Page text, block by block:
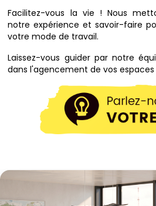
Facilitez-vous la vie ! Nous
notre expérience et savoir-faire
votre mode de travail.
Laissez-vous guider par notre
dans l'agencement de vos espaces